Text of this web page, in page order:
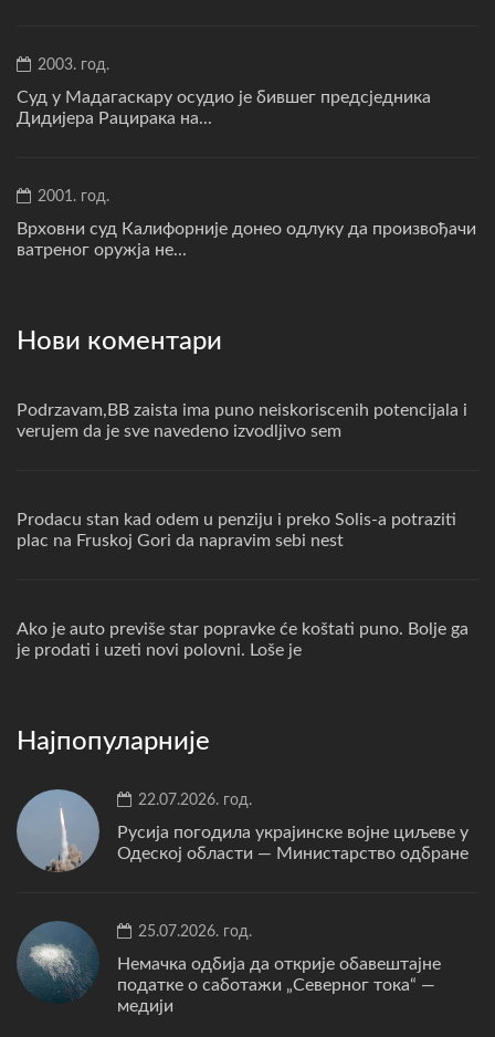
2003. год.
Суд у Мадагаскару осудио је бившег предсједника
Дидијера Рацирака на...
2001. год.
Врховни суд Калифорније донео одлуку да произвођачи
ватреног оружја не...
Нови коментари
Podrzavam,BB zaista ima puno neiskoriscenih potencijala i
verujem da je sve navedeno izvodljivo sem
Prodacu stan kad odem u penziju i preko Solis-a potraziti
plac na Fruskoj Gori da napravim sebi nest
Ako je auto previše star popravke će koštati puno. Bolje ga
je prodati i uzeti novi polovni. Loše je
Најпопуларније
22.07.2026. год.
Русија погодила украјинске војне циљеве у
Одеској области — Министарство одбране
25.07.2026. год.
Немачка одбија да открије обавештајне
податке о саботажи „Северног тока“ —
медији